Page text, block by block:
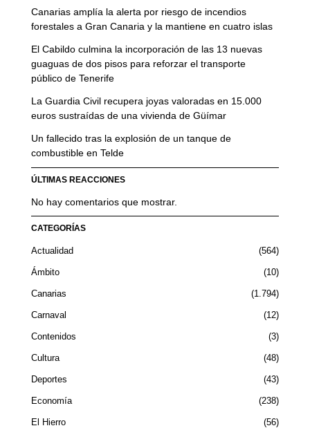
Canarias amplía la alerta por riesgo de incendios
forestales a Gran Canaria y la mantiene en cuatro islas
El Cabildo culmina la incorporación de las 13 nuevas
guaguas de dos pisos para reforzar el transporte
público de Tenerife
La Guardia Civil recupera joyas valoradas en 15.000
euros sustraídas de una vivienda de Güímar
Un fallecido tras la explosión de un tanque de
combustible en Telde
ÚLTIMAS REACCIONES
No hay comentarios que mostrar.
CATEGORÍAS
Actualidad 564
Ámbito 10
Canarias 1.794
Carnaval 12
Contenidos 3
Cultura 48
Deportes 43
Economía 238
El Hierro 56